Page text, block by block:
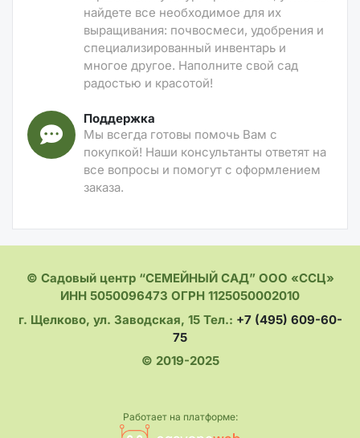
найдете все необходимое для их
выращивания: почвосмеси, удобрения и
специализированный инвентарь и
многое другое. Наполните свой сад
радостью и красотой!
Поддержка
Мы всегда готовы помочь Вам с
покупкой! Наши консультанты ответят на
все вопросы и помогут с оформлением
заказа.
© Садовый центр “СЕМЕЙНЫЙ САД” ООО «ССЦ»
ИНН 5050096473 ОГРН 1125050002010
г. Щелково, ул. Заводская, 15 Тел.: +7 (495) 609-60-
75
© 2019-2025
Работает на платформе: